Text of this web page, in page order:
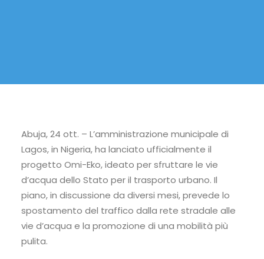
Abuja, 24 ott. – L’amministrazione municipale di
Lagos, in Nigeria, ha lanciato ufficialmente il
progetto Omi-Eko, ideato per sfruttare le vie
d’acqua dello Stato per il trasporto urbano. Il
piano, in discussione da diversi mesi, prevede lo
spostamento del traffico dalla rete stradale alle
vie d’acqua e la promozione di una mobilità più
pulita.